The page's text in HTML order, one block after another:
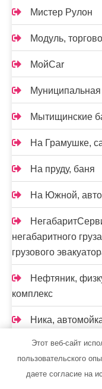
Мистер Рулон
Модуль,
МойCar
Мытищинские
На Грамушке,
На пруду, баня
На Южной,
негабаритного
грузового
Нефтяник,
комплекс
Ника,
Одиссей,
Околица, база
Этот веб-сайт
пользовательского
даете согласие на